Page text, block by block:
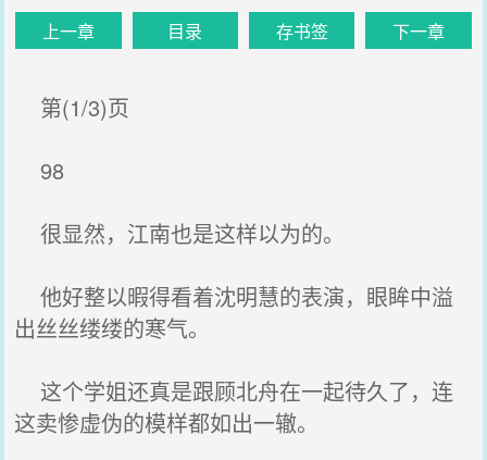
上一章 目录 存书签 下一章
第(1/3)页
98
很显然，江南也是这样以为的。
他好整以暇得看着沈明慧的表演，眼眸中溢
出丝丝缕缕的寒气。
这个学姐还真是跟顾北舟在一起待久了，连
这卖惨虚伪的模样都如出一辙。